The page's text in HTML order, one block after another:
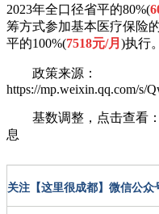
2023年全口径省平的80%(
筹方式参加基本医疗保险
平的100%(7518元/月 )执行。
政策来源：
https://mp.weixin.qq.com/
基数调整，点击查看：
息
关注【这里很成都】微信公众